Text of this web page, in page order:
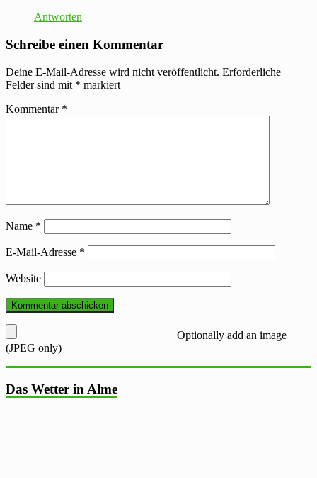
Antworten
Schreibe einen Kommentar
Deine E-Mail-Adresse wird nicht veröffentlicht. Erforderliche
Felder sind mit * markiert
Kommentar *
Name *
E-Mail-Adresse *
Website
Optionally add an image
(JPEG only)
Das Wetter in Alme